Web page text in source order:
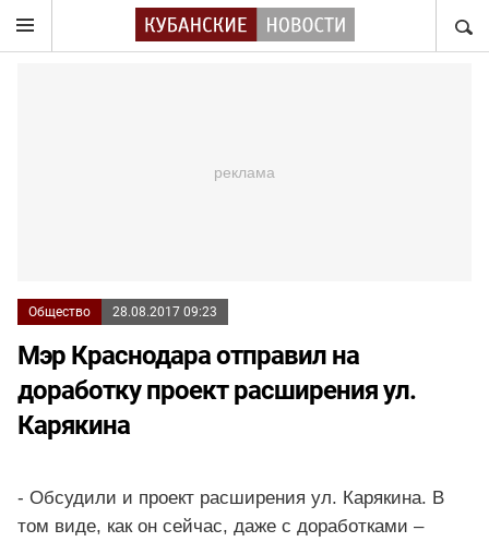
Общество 28.08.2017 09:23
Мэр Краснодара отправил на
доработку проект расширения ул.
Карякина
- Обсудили и проект расширения ул. Карякина. В
том виде, как он сейчас, даже с доработками –